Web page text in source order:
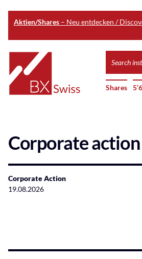
Aktien/Shares – Neu entdecken /
main
content
Home
Shares
Corporate
Corporate Action
19.08.2026